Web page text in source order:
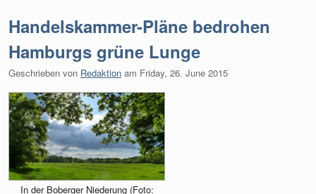
Handelskammer-Pläne bedrohen
Hamburgs grüne Lunge
Geschrieben von Redaktion am Friday, 26. June 2015
In der Boberger Niederung (Foto: